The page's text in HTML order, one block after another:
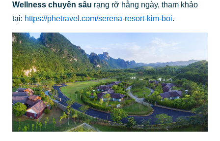
Wellness chuyên sâu rạng rỡ hằng ngày, tham khảo
tại: https://phetravel.com/serena-resort-kim-boi.